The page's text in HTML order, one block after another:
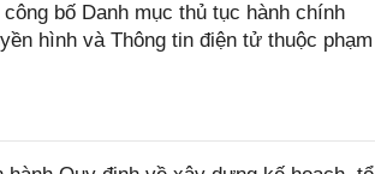
bố Danh mục thủ tục hành chính
hình và Thông tin điện tử thuộc phạm